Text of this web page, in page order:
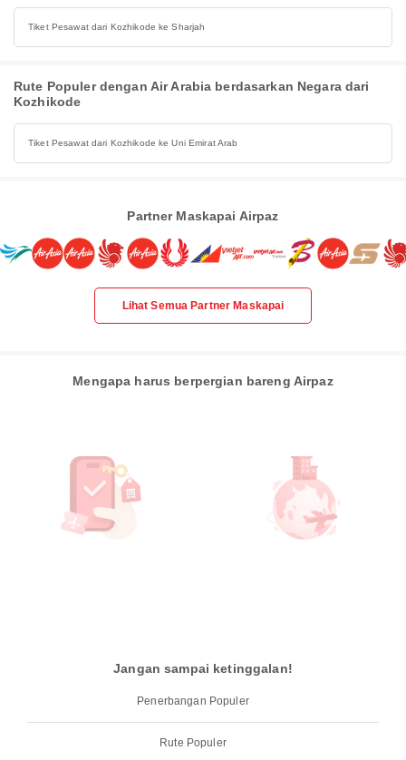
Tiket Pesawat dari Kozhikode ke Sharjah
Rute Populer dengan Air Arabia berdasarkan Negara dari
Kozhikode
Tiket Pesawat dari Kozhikode ke Uni Emirat Arab
Partner Maskapai Airpaz
Lihat Semua Partner Maskapai
Mengapa harus berpergian bareng Airpaz
Jangan sampai ketinggalan!
Penerbangan Populer
Rute Populer